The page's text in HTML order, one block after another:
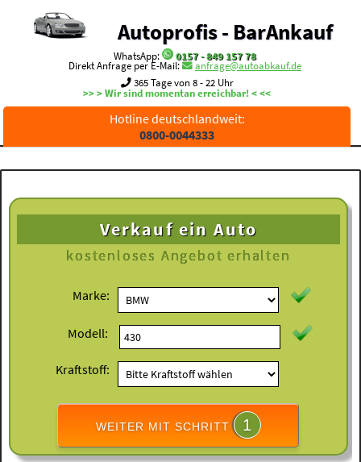
Autoprofis - BarAnkauf
WhatsApp:
0157 - 849 157 78
Direkt Anfrage per E-Mail:
anfrage@autoabkauf.de
365 Tage von 8 - 22 Uhr
>> > Wir sind momentan erreichbar! < <<
Hotline deutschlandweit:
0800-0044333
Verkauf ein Auto
kostenloses Angebot erhalten
Marke:
Modell:
Kraftstoff:
WEITER MIT SCHRITT 1